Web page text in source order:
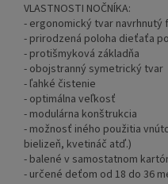
VLASTNOSTI NOČNÍKA:
- ergonomický tvar
- prirodzená poloha dieťaťa
- protišmyková základňa
- obojstranný symetrický tvar
- ľahké čistenie
- optimálna veľkosť
- modulárna konštrukcia
- možnosť iného použitia
bielizeň, kvetináč atď.)
- balené v samostatnom
- určené deťom od 18 do 36